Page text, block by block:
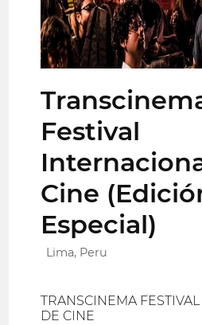
Festival
Cine
Especial)
Lima, Peru
TRANSCINEMA
DE CINE